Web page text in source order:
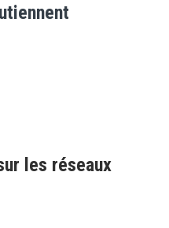
les réseaux